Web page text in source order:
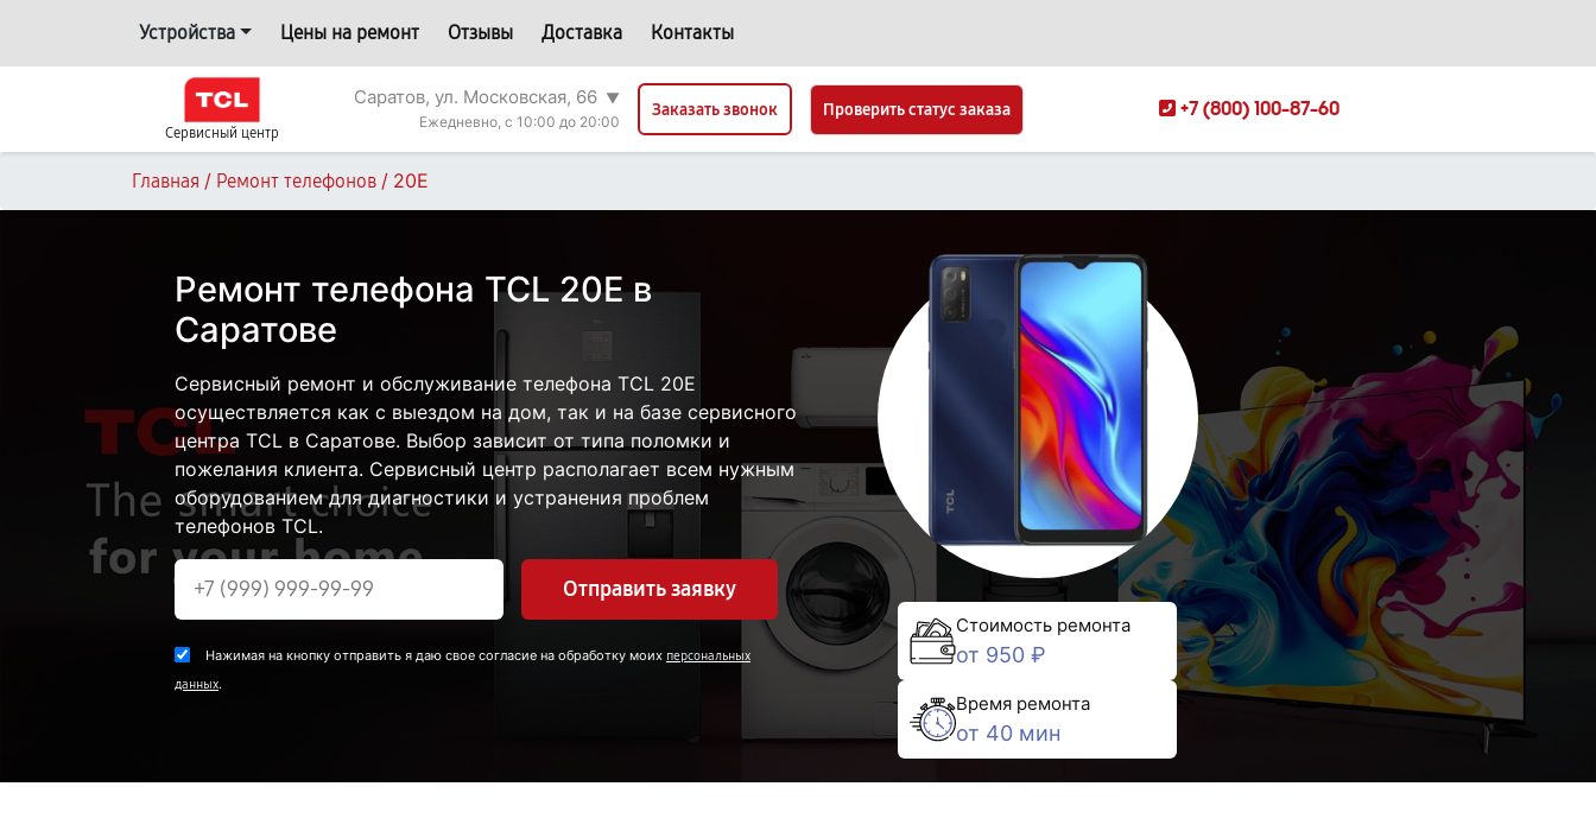
Устройства Цены на ремонт Отзывы Доставка Контакты
Сервисный центр
Саратов, ул. Московская, 66 ▼
Ежедневно, с 10:00 до 20:00
Заказать звонок Проверить статус заказа +7 (800) 100-87-60
Главная / Ремонт телефонов / 20E
Ремонт телефона TCL 20E в
Саратове
Сервисный ремонт и обслуживание телефона TCL 20E
осуществляется как с выездом на дом, так и на базе сервисного
центра TCL в Саратове. Выбор зависит от типа поломки и
пожелания клиента. Сервисный центр располагает всем нужным
оборудованием для диагностики и устранения проблем
телефонов TCL.
Отправить заявку
Нажимая на кнопку отправить я даю свое согласие на обработку моих персональных
данных.
Стоимость ремонта
от 950 ₽
Время ремонта
от 40 мин